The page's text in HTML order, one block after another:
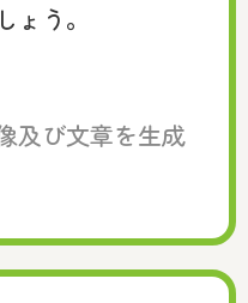
う。
及び文章を生成